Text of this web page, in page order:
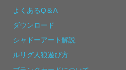
よくあるQ＆A
ダウンロード
シャドーアート解説
ルリグ人狼遊び方